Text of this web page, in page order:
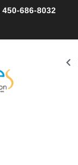
450-686-8032